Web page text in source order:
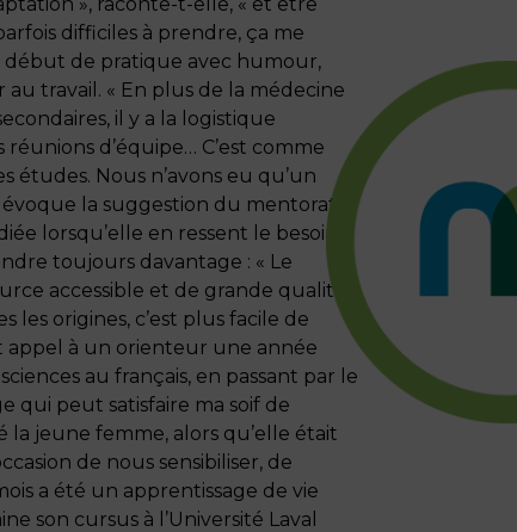
difficiles à prendre, ça me
début de pratique avec humour,
travail. « En plus de la médecine
il y a la logistique
d’équipe… C’est comme
Nous n’avons eu qu’un
la suggestion du mentorat,
lorsqu’elle en ressent le besoin.
toujours davantage : « Le
accessible et de grande qualité,
les origines, c’est plus facile de
appel à un orienteur une année
au français, en passant par le
qui peut satisfaire ma soif de
la jeune femme, alors qu’elle était
de nous sensibiliser, de
a été un apprentissage de vie
son cursus à l’Université Laval